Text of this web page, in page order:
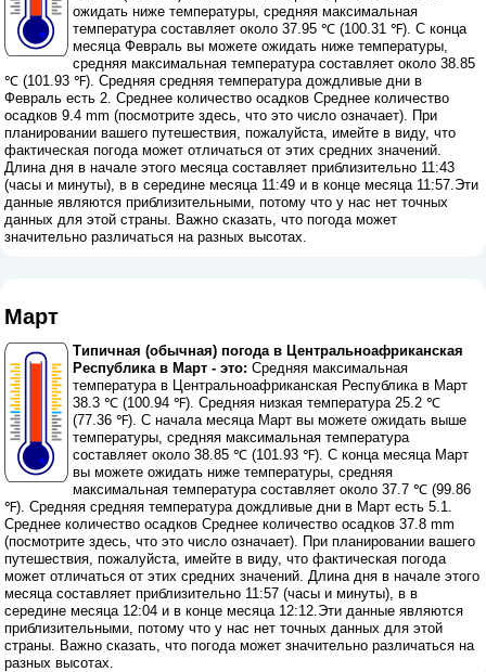
ожидать ниже температуры, средняя максимальная
температура составляет около 37.95 ℃ (100.31 ℉). С конца
месяца Февраль вы можете ожидать ниже температуры,
средняя максимальная температура составляет около 38.85
℃ (101.93 ℉). Средняя средняя температура дождливые дни в
Февраль есть 2. Среднее количество осадков Среднее количество
осадков 9.4 mm (посмотрите здесь, что это число означает). При
планировании вашего путешествия, пожалуйста, имейте в виду, что
фактическая погода может отличаться от этих средних значений.
Длина дня в начале этого месяца составляет приблизительно 11:43
(часы и минуты), в в середине месяца 11:49 и в конце месяца 11:57.Эти
данные являются приблизительными, потому что у нас нет точных
данных для этой страны. Важно сказать, что погода может
значительно различаться на разных высотах.
Март
Типичная (обычная) погода в Центральноафриканская
Республика в Март - это: Средняя максимальная
температура в Центральноафриканская Республика в Март
38.3 ℃ (100.94 ℉). Средняя низкая температура 25.2 ℃
(77.36 ℉). С начала месяца Март вы можете ожидать выше
температуры, средняя максимальная температура
составляет около 38.85 ℃ (101.93 ℉). С конца месяца Март
вы можете ожидать ниже температуры, средняя
максимальная температура составляет около 37.7 ℃ (99.86
℉). Средняя средняя температура дождливые дни в Март есть 5.1.
Среднее количество осадков Среднее количество осадков 37.8 mm
(посмотрите здесь, что это число означает). При планировании вашего
путешествия, пожалуйста, имейте в виду, что фактическая погода
может отличаться от этих средних значений. Длина дня в начале этого
месяца составляет приблизительно 11:57 (часы и минуты), в в
середине месяца 12:04 и в конце месяца 12:12.Эти данные являются
приблизительными, потому что у нас нет точных данных для этой
страны. Важно сказать, что погода может значительно различаться на
разных высотах.